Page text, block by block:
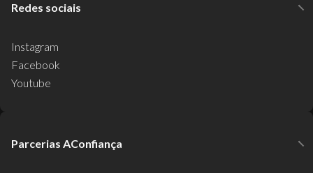
Redes sociais
Instagram
Facebook
Youtube
Parcerias AConfiança